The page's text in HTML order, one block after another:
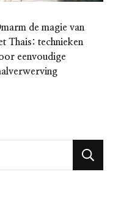
de magie van
Thais: technieken
eenvoudige